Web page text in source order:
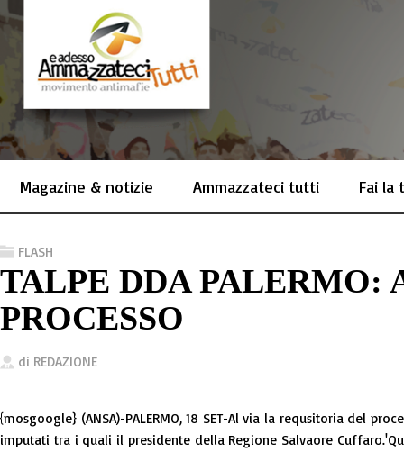
Magazine & notizie Ammazzateci tutti Fai la
FLASH
TALPE DDA PALERMO:
PROCESSO
di REDAZIONE
{mosgoogle} (ANSA)-PALERMO, 18 SET-Al via la requsitoria del
imputati tra i quali il presidente della Regione Salvaore